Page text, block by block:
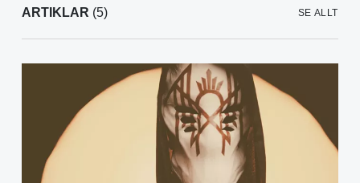
ARTIKLAR (5) SE ALLT